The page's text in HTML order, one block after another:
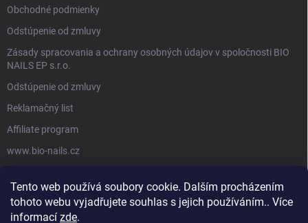
Tento web používá soubory cookie. Dalším procházením
tohoto webu vyjadřujete souhlas s jejich používáním.. Více
informací zde.
Obchodné podmienky
Odstúpenie od zmluvy
Zásady spracovania a ochrany osobných údajov v spoločnosti BIO
NAILS EP s.r.o.
Odstúpenie od zmluvy
Reklamačný list
Affiliate program
www.bio-nails.cz
FACEBOOK